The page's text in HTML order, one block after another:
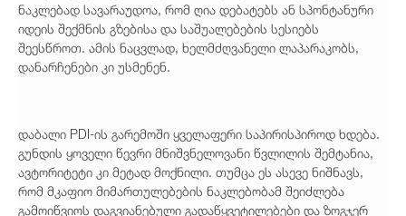
ნაკლებად სავარაუდოა, რომ ღია დებატებს ან სპონტანური
იდეის შექმნის გზებისა და საშუალებების სესიებს
შეესწროთ. ამის ნაცვლად, ხელმძღვანელი ლაპარაკობს,
დანარჩენები კი უსმენენ.
დაბალი PDI-ის გარემოში ყველაფერი საპირისპიროდ ხდება.
გუნდის ყოველი წევრი მნიშვნელოვანი წვლილის შემტანია,
ავტორიტეტი კი მეტად მოქნილი. თუმცა ეს ასევე ნიშნავს,
რომ მკაფიო მიმართულებების ნაკლებობამ შეიძლება
გამოიწვიოს დაგვიანებული გადაწყვეტილებები და ზოგჯერ